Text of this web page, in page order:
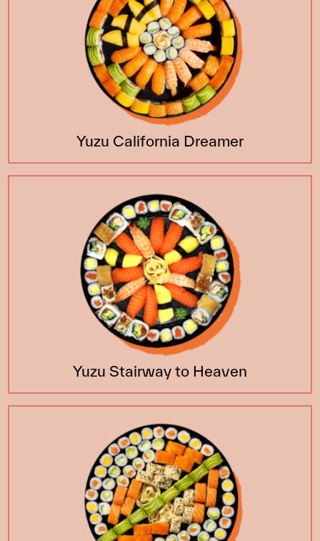
Yuzu California Dreamer
Yuzu Stairway to Heaven